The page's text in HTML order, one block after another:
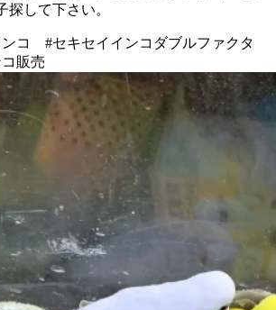
探して下さい。
コ #セキセイインコダブルファクタ
販売